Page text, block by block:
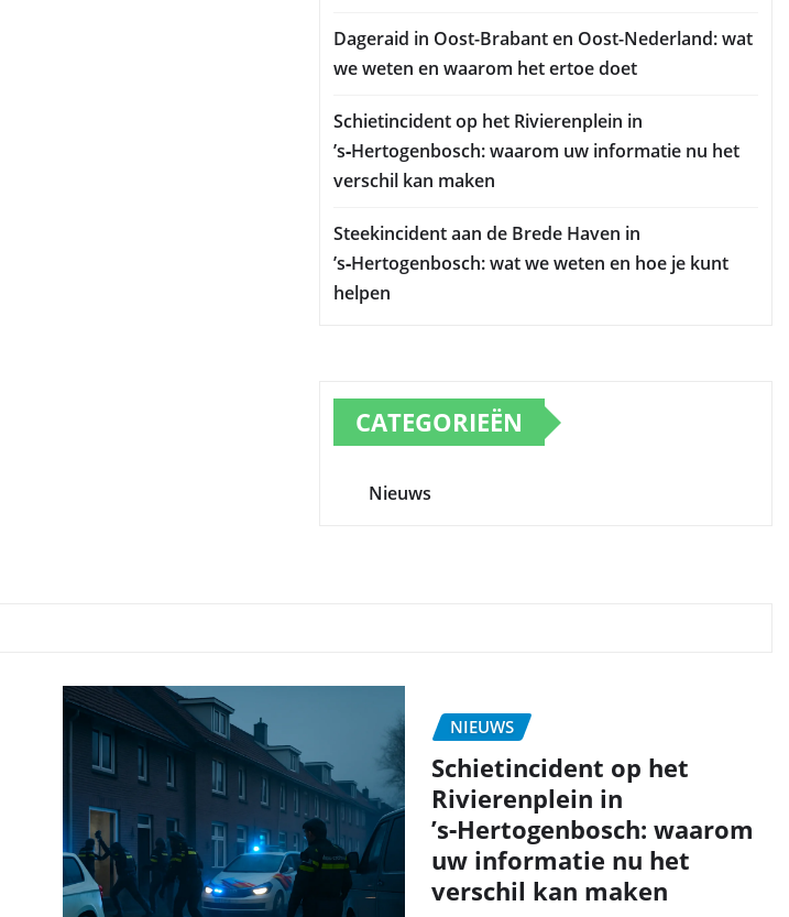
Dageraid in Oost-Brabant en Oost-Nederland: wat
we weten en waarom het ertoe doet
Schietincident op het Rivierenplein in
’s‑Hertogenbosch: waarom uw informatie nu het
verschil kan maken
Steekincident aan de Brede Haven in
’s‑Hertogenbosch: wat we weten en hoe je kunt
helpen
CATEGORIEËN
Nieuws
NIEUWS
Schietincident op het
Rivierenplein in
’s‑Hertogenbosch: waarom
uw informatie nu het
verschil kan maken